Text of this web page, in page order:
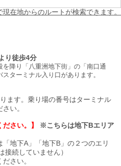
在地からのルートが検索できます。
り徒歩4分
降り「八重洲地下街」の「南口通
ターミナル入り口があります。
ます。乗り場の番号はターミナル
い。
さい。】
※こちらは地下Bエリア
地下A」「地下B」の２つのエリ
接続していません）
さい。